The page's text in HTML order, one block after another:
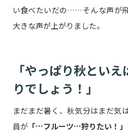
い食べたいだの……そんな声が
大きな声が上がりました。
「やっぱり秋とい
りでしょう！」
まだまだ暑く、秋気分はまだ気
員が「…フルーツ…狩りたい！」